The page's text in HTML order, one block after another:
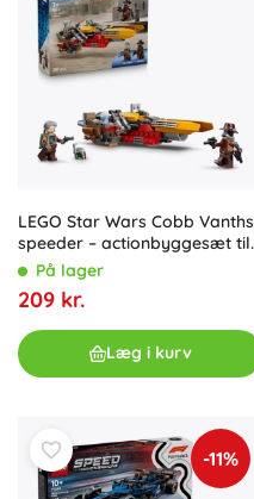
LEGO Star Wars Cobb Vanths
speeder – actionbyggesæt til
børnPå lager
209 kr.
Læg i kurv
-11%